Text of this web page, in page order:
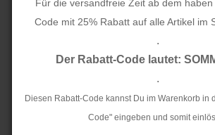
Für die versandfreie Zeit ab dem
Code mit 25% Rabatt auf alle Artikel im
.
Der Rabatt-Code lautet:
.
Diesen Rabatt-Code kannst Du im Warenkorb in
Code" eingeben und somit